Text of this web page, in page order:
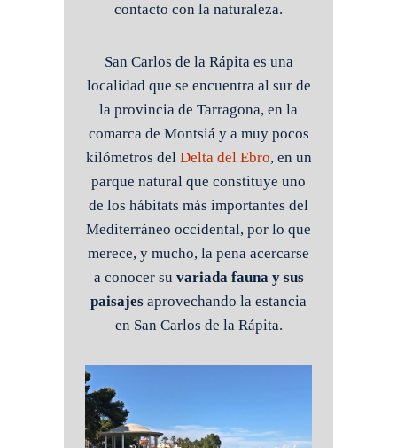
contacto con la naturaleza.
San Carlos de la Rápita es una
localidad que se encuentra al sur de
la provincia de Tarragona, en la
comarca de Montsiá y a muy pocos
kilómetros del Delta del Ebro, en un
parque natural que constituye uno
de los hábitats más importantes del
Mediterráneo occidental, por lo que
merece, y mucho, la pena acercarse
a conocer su variada fauna y sus
paisajes aprovechando la estancia
en San Carlos de la Rápita.